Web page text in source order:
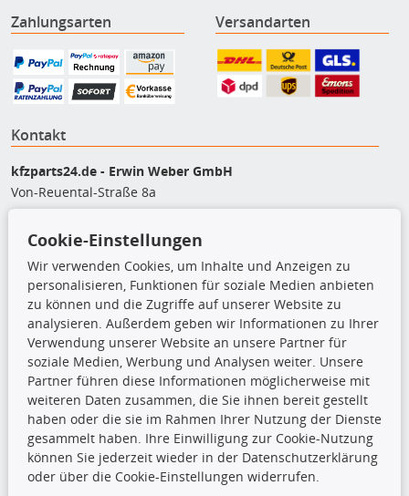
Zahlungsarten Versandarten
Kontakt
kfzparts24.de - Erwin Weber GmbH
Von-Reuental-Straße 8a
85376 Hetzenhausen
+49 (0) 8165 / 948 77 24
Top Produkte
Dachboxen
Dachgrundträger
Ersatzteile
Fahrradträger
Motoröle
Pflege- & Wartungsmittel
Schneeketten
Cookie-Einstellungen
Wir verwenden Cookies, um Inhalte und Anzeigen zu
personalisieren, Funktionen für soziale Medien anbieten
zu können und die Zugriffe auf unserer Website zu
analysieren. Außerdem geben wir Informationen zu Ihrer
Verwendung unserer Website an unsere Partner für
soziale Medien, Werbung und Analysen weiter. Unsere
Partner führen diese Informationen möglicherweise mit
weiteren Daten zusammen, die Sie ihnen bereit gestellt
haben oder die sie im Rahmen Ihrer Nutzung der Dienste
gesammelt haben. Ihre Einwilligung zur Cookie-Nutzung
können Sie jederzeit wieder in der Datenschutzerklärung
oder über die Cookie-Einstellungen widerrufen.